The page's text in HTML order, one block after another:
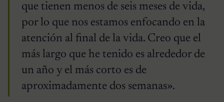
que tienen menos de seis meses de vida,
por lo que nos estamos enfocando en la
atención al final de la vida. Creo que el
más largo que he tenido es alrededor de
un año y el más corto es de
aproximadamente dos semanas».